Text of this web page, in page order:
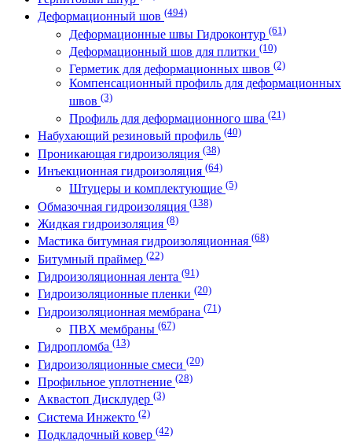
Деформационный шов (494)
Деформационные швы Гидроконтур (61)
Деформационный шов для плитки (10)
Герметик для деформационных швов (2)
Компенсационный профиль для деформационных
швов (3)
Профиль для деформационного шва (21)
Набухающий резиновый профиль (40)
Проникающая гидроизоляция (38)
Инъекционная гидроизоляция (64)
Штуцеры и комплектующие (5)
Обмазочная гидроизоляция (138)
Жидкая гидроизоляция (8)
Мастика битумная гидроизоляционная (68)
Битумный праймер (22)
Гидроизоляционная лента (91)
Гидроизоляционные пленки (20)
Гидроизоляционная мембрана (71)
ПВХ мембраны (67)
Гидропломба (13)
Гидроизоляционные смеси (20)
Профильное уплотнение (28)
Аквастоп Дисклудер (3)
Система Инжекто (2)
Подкладочный ковер (42)